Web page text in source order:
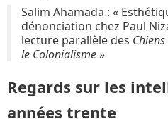
Salim Ahamada : «
dénonciation chez Paul
lecture parallèle des
le Colonialisme»
Regards sur les
années trente